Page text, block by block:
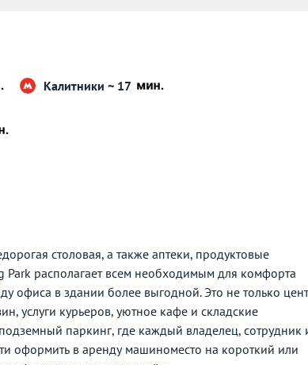
Калитники ~ 17
столовая, а также аптеки, продуктовые
Park располагает всем необходимым для комфорта
офиса в здании более выгодной. Это не только
услуги курьеров, уютное кафе и складские
паркинг, где каждый владелец, сотрудник
оформить в аренду машиноместо на короткий или